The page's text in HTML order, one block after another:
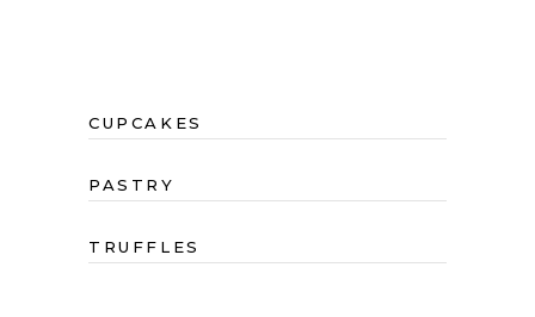
CUPCAKES
PASTRY
TRUFFLES